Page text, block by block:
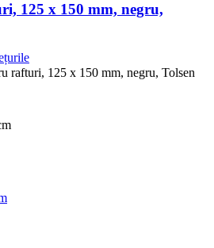
125 x 150 mm, negru,
rafturi, 125 x 150 mm, negru, Tolsen